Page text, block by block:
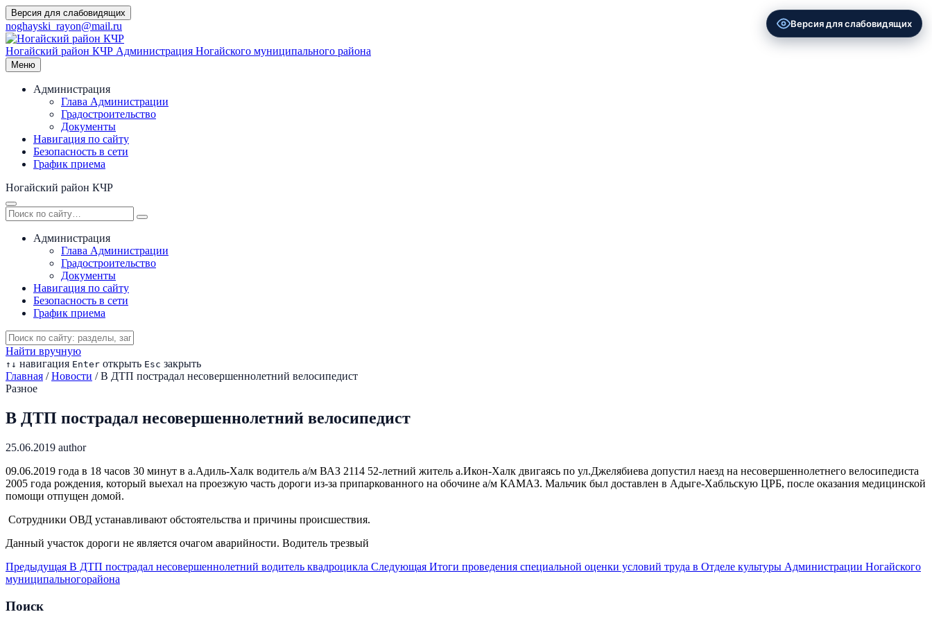
Перейти
к
содержимому
Версия для слабовидящих
noghayski_rayon@mail.ru
Ногайский район КЧР Администрация Ногайского муниципального района
Меню
Администрация
Глава Администрации
Градостроительство
Документы
Навигация по сайту
Безопасность в сети
График приема
Ногайский район КЧР
Администрация
Глава Администрации
Градостроительство
Документы
Навигация по сайту
Безопасность в сети
График приема
Найти вручную
↑ ↓ навигация Enter открыть Esc закрыть
Главная / Новости / В ДТП пострадал несовершеннолетний велосипедист
Разное
В ДТП пострадал несовершеннолетний велосипедист
25.06.2019 author
09.06.2019 года в 18 часов 30 минут в а.Адиль-Халк водитель а/м ВАЗ 2114 52-летний житель а.Икон-Халк двигаясь по ул.Джелябиева допустил наезд на несовершеннолетнего велосипедиста
2005 года рождения, который выехал на проезжую часть дороги из-за припаркованного на обочине а/м КАМАЗ. Мальчик был доставлен в Адыге-Хабльскую ЦРБ, после оказания медицинской
помощи отпущен домой.
Сотрудники ОВД устанавливают обстоятельства и причины происшествия.
Данный участок дороги не является очагом аварийности. Водитель трезвый
Предыдущая В ДТП пострадал несовершеннолетний водитель квадроцикла Следующая Итоги проведения специальной оценки условий труда в Отделе культуры Администрации Ногайского
муниципальногорайона
Поиск
Версия для слабовидящих